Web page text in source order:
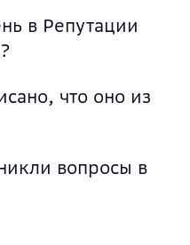
в Репутации
что оно из
вопросы в